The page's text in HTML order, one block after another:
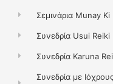
Σεμινάρια Munay Ki
Συνεδρία Usui Reiki
Συνεδρία Karuna
Συνεδρία με